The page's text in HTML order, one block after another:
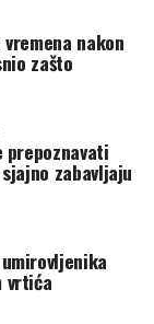
nakon
zašto
prepoznavati
zabavljaju
vrtića